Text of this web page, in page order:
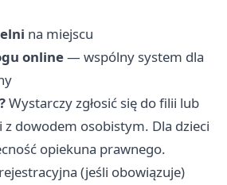
na miejscu
online— wspólny system dla
Wystarczy zgłosić się do filii lub
dowodem osobistym. Dla dzieci
opiekuna prawnego.
(jeśli obowiązuje)